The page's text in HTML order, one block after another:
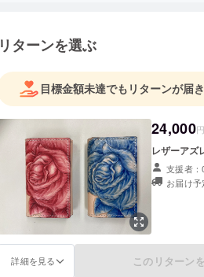
リターンを選ぶ
目標金額未達でもリターンが届
24,000円
レザーア
支援者：
お届け
詳細を見る このリターン